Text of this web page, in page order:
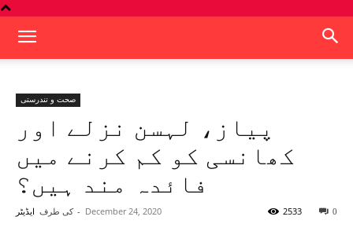
صحت و تندرستی
پیاز، لہسن نزلے اور
کھانسی کو کم کرنے میں
فائدہ مند ہیں؟
کی طرف ایڈیٹر - December 24, 2020 0
2533